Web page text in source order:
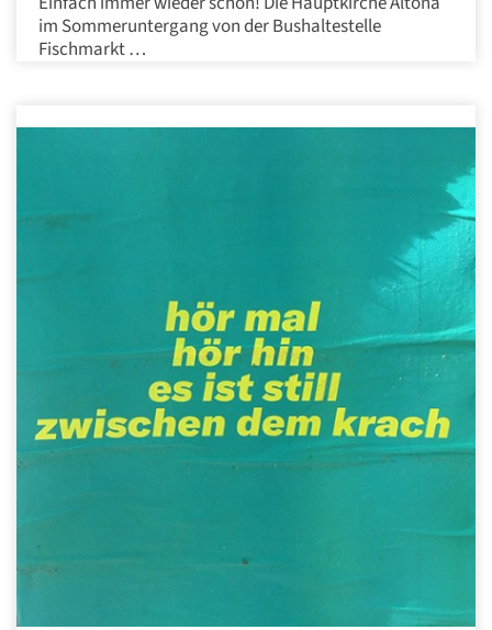
im Sommeruntergang von der Bushaltestelle
Fischmarkt…